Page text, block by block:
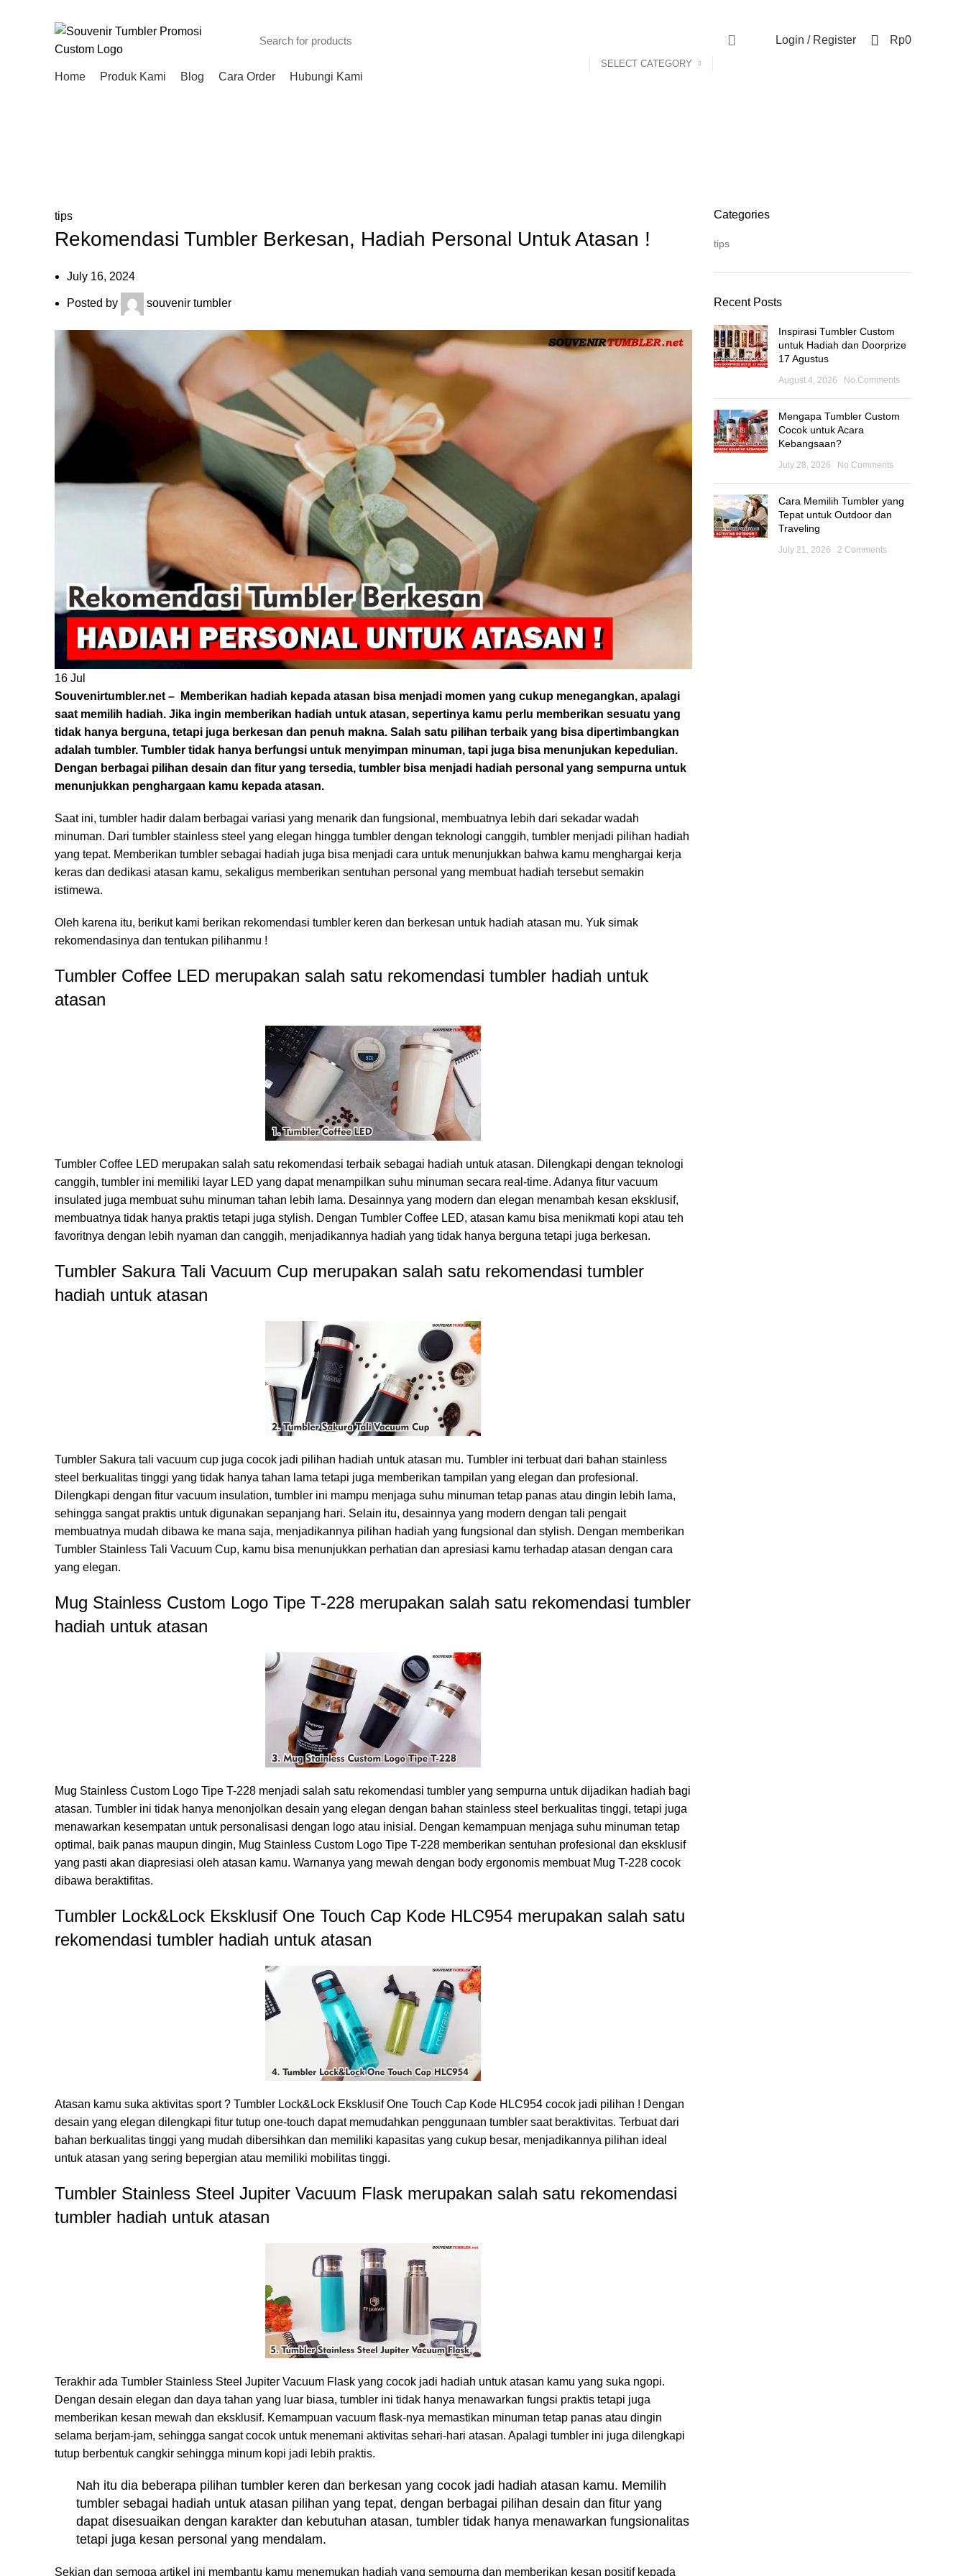
SELECT CATEGORY
Login / Register Rp0
Home Produk Kami Blog Cara Order Hubungi Kami
tips
Rekomendasi Tumbler Berkesan, Hadiah Personal Untuk Atasan !
July 16, 2024
Posted by souvenir tumbler
16 Jul
Souvenirtumbler.net – Memberikan hadiah kepada atasan bisa menjadi momen yang cukup menegangkan, apalagi
saat memilih hadiah. Jika ingin memberikan hadiah untuk atasan, sepertinya kamu perlu memberikan sesuatu yang
tidak hanya berguna, tetapi juga berkesan dan penuh makna. Salah satu pilihan terbaik yang bisa dipertimbangkan
adalah tumbler. Tumbler tidak hanya berfungsi untuk menyimpan minuman, tapi juga bisa menunjukan kepedulian.
Dengan berbagai pilihan desain dan fitur yang tersedia, tumbler bisa menjadi hadiah personal yang sempurna untuk
menunjukkan penghargaan kamu kepada atasan.
Saat ini, tumbler hadir dalam berbagai variasi yang menarik dan fungsional, membuatnya lebih dari sekadar wadah
minuman. Dari tumbler stainless steel yang elegan hingga tumbler dengan teknologi canggih, tumbler menjadi pilihan hadiah
yang tepat. Memberikan tumbler sebagai hadiah juga bisa menjadi cara untuk menunjukkan bahwa kamu menghargai kerja
keras dan dedikasi atasan kamu, sekaligus memberikan sentuhan personal yang membuat hadiah tersebut semakin
istimewa.
Oleh karena itu, berikut kami berikan rekomendasi tumbler keren dan berkesan untuk hadiah atasan mu. Yuk simak
rekomendasinya dan tentukan pilihanmu !
Tumbler Coffee LED merupakan salah satu rekomendasi tumbler hadiah untuk
atasan
Tumbler Coffee LED merupakan salah satu rekomendasi terbaik sebagai hadiah untuk atasan. Dilengkapi dengan teknologi
canggih, tumbler ini memiliki layar LED yang dapat menampilkan suhu minuman secara real-time. Adanya fitur vacuum
insulated juga membuat suhu minuman tahan lebih lama. Desainnya yang modern dan elegan menambah kesan eksklusif,
membuatnya tidak hanya praktis tetapi juga stylish. Dengan Tumbler Coffee LED, atasan kamu bisa menikmati kopi atau teh
favoritnya dengan lebih nyaman dan canggih, menjadikannya hadiah yang tidak hanya berguna tetapi juga berkesan.
Tumbler Sakura Tali Vacuum Cup merupakan salah satu rekomendasi tumbler
hadiah untuk atasan
Tumbler Sakura tali vacuum cup juga cocok jadi pilihan hadiah untuk atasan mu. Tumbler ini terbuat dari bahan stainless
steel berkualitas tinggi yang tidak hanya tahan lama tetapi juga memberikan tampilan yang elegan dan profesional.
Dilengkapi dengan fitur vacuum insulation, tumbler ini mampu menjaga suhu minuman tetap panas atau dingin lebih lama,
sehingga sangat praktis untuk digunakan sepanjang hari. Selain itu, desainnya yang modern dengan tali pengait
membuatnya mudah dibawa ke mana saja, menjadikannya pilihan hadiah yang fungsional dan stylish. Dengan memberikan
Tumbler Stainless Tali Vacuum Cup, kamu bisa menunjukkan perhatian dan apresiasi kamu terhadap atasan dengan cara
yang elegan.
Mug Stainless Custom Logo Tipe T-228 merupakan salah satu rekomendasi tumbler
hadiah untuk atasan
Mug Stainless Custom Logo Tipe T-228 menjadi salah satu rekomendasi tumbler yang sempurna untuk dijadikan hadiah bagi
atasan. Tumbler ini tidak hanya menonjolkan desain yang elegan dengan bahan stainless steel berkualitas tinggi, tetapi juga
menawarkan kesempatan untuk personalisasi dengan logo atau inisial. Dengan kemampuan menjaga suhu minuman tetap
optimal, baik panas maupun dingin, Mug Stainless Custom Logo Tipe T-228 memberikan sentuhan profesional dan eksklusif
yang pasti akan diapresiasi oleh atasan kamu. Warnanya yang mewah dengan body ergonomis membuat Mug T-228 cocok
dibawa beraktifitas.
Tumbler Lock&Lock Eksklusif One Touch Cap Kode HLC954 merupakan salah satu
rekomendasi tumbler hadiah untuk atasan
Atasan kamu suka aktivitas sport ? Tumbler Lock&Lock Eksklusif One Touch Cap Kode HLC954 cocok jadi pilihan ! Dengan
desain yang elegan dilengkapi fitur tutup one-touch dapat memudahkan penggunaan tumbler saat beraktivitas. Terbuat dari
bahan berkualitas tinggi yang mudah dibersihkan dan memiliki kapasitas yang cukup besar, menjadikannya pilihan ideal
untuk atasan yang sering bepergian atau memiliki mobilitas tinggi.
Tumbler Stainless Steel Jupiter Vacuum Flask merupakan salah satu rekomendasi
tumbler hadiah untuk atasan
Terakhir ada Tumbler Stainless Steel Jupiter Vacuum Flask yang cocok jadi hadiah untuk atasan kamu yang suka ngopi.
Dengan desain elegan dan daya tahan yang luar biasa, tumbler ini tidak hanya menawarkan fungsi praktis tetapi juga
memberikan kesan mewah dan eksklusif. Kemampuan vacuum flask-nya memastikan minuman tetap panas atau dingin
selama berjam-jam, sehingga sangat cocok untuk menemani aktivitas sehari-hari atasan. Apalagi tumbler ini juga dilengkapi
tutup berbentuk cangkir sehingga minum kopi jadi lebih praktis.
Nah itu dia beberapa pilihan tumbler keren dan berkesan yang cocok jadi hadiah atasan kamu. Memilih
tumbler sebagai hadiah untuk atasan pilihan yang tepat, dengan berbagai pilihan desain dan fitur yang
dapat disesuaikan dengan karakter dan kebutuhan atasan, tumbler tidak hanya menawarkan fungsionalitas
tetapi juga kesan personal yang mendalam.
Sekian dan semoga artikel ini membantu kamu menemukan hadiah yang sempurna dan memberikan kesan positif kepada
Categories
tips
Recent Posts
Inspirasi Tumbler Custom
untuk Hadiah dan Doorprize
17 Agustus
August 4, 2026 No Comments
Mengapa Tumbler Custom
Cocok untuk Acara
Kebangsaan?
July 28, 2026 No Comments
Cara Memilih Tumbler yang
Tepat untuk Outdoor dan
Traveling
July 21, 2026 2 Comments